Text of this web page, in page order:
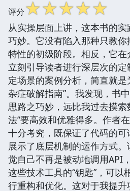
评分☆☆☆☆☆
从实操层面上讲，这本书的
巧妙。它没有陷入那种只教
特性的初级阶段。相反，它在
立刻引导读者进行深层次的
定场景的案例分析，简直就
杂症破解指南”。我发现，书
思路之巧妙，远比我过去摸索
法”要高效和优雅得多。作者
十分考究，既保证了代码的
展示了底层机制的运作方式
觉自己不再是被动地调用API
这些技术工具的“钥匙”，可以
行重构和优化。这对于我提